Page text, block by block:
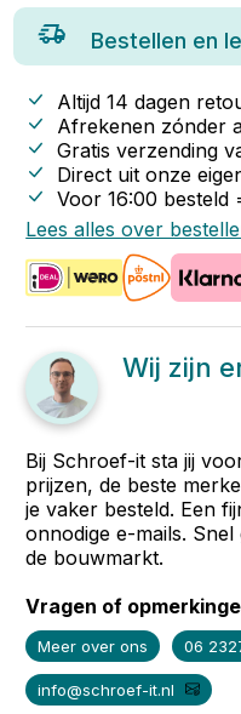
Bestellen en
Altijd 14 dagen
Afrekenen zónder
Gratis verzending
Direct uit onze
Voor 16:00 besteld
Lees alles over
Wij zijn
Bij Schroef-it sta jij
prijzen, de beste
je vaker besteld. Een
onnodige e-mails.
de bouwmarkt.
Vragen of
Meer over ons 06
info@schroef-it.nl